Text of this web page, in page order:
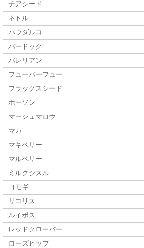
チアシード
ネトル
パウダルコ
バードック
バレリアン
フューバーフュー
フラックスシード
ホーソン
マーシュマロウ
マカ
マキベリー
マルベリー
ミルクシスル
ヨモギ
リコリス
ルイボス
レッドクローバー
ローズヒップ